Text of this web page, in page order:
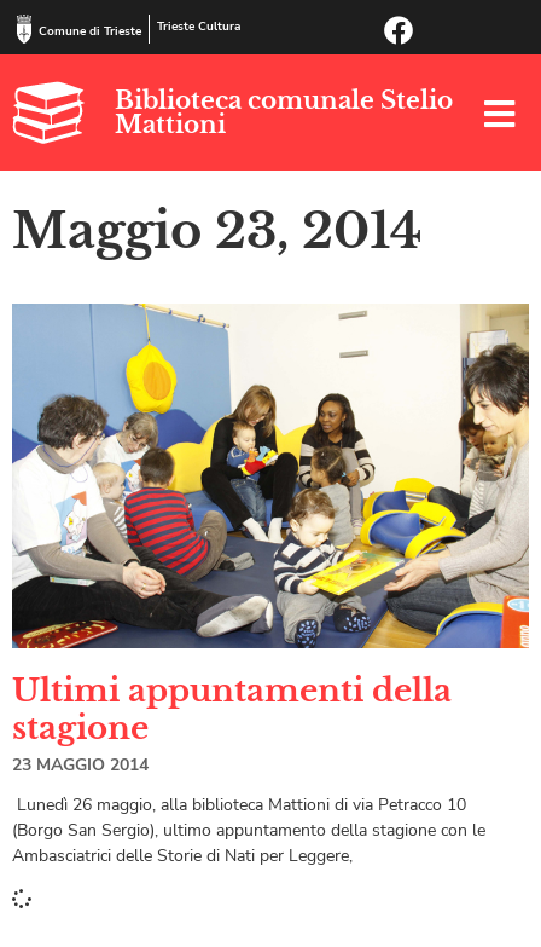
Comune di Trieste Trieste Cultura
Biblioteca comunale Stelio
Mattioni
Maggio 23, 2014
Ultimi appuntamenti della
stagione
23 MAGGIO 2014
Lunedì 26 maggio, alla biblioteca Mattioni di via Petracco 10
(Borgo San Sergio), ultimo appuntamento della stagione con le
Ambasciatrici delle Storie di Nati per Leggere,